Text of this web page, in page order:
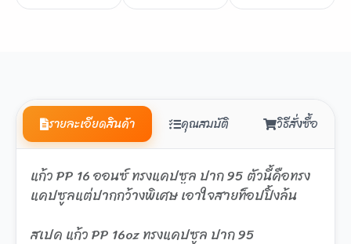
รายละเอียดสินค้า คุณสมบัติ วิธีสั่งซื้อ
แก้ว PP 16 ออนซ์ ทรงแคปซูล ปาก 95 ตัวนี้คือทรง
แคปซูลแต่ปากกว้างพิเศษ เอาใจสายท็อปปิ้งล้น
สเปค แก้ว PP 16oz ทรงแคปซูล ปาก 95